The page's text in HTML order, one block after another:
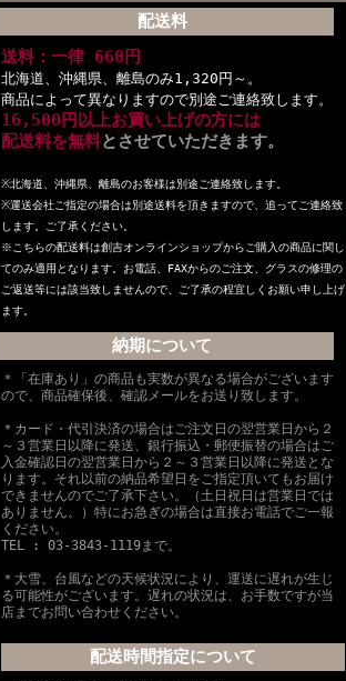
配送料
送料：一律 660円
北海道、沖縄県、離島のみ1,320円～。
商品によって異なりますので別途ご連絡致します。
16,500円以上お買い上げの方には
配送料を無料とさせていただきます。
※北海道、沖縄県、離島のお客様は別途ご連絡致します。
※運送会社ご指定の場合は別途送料を頂きますので、追ってご連絡致
します。ご了承ください。
※こちらの配送料は創吉オンラインショップからご購入の商品に関し
てのみ適用となります。お電話、FAXからのご注文、グラスの修理の
ご返送等には該当致しませんので、ご了承の程宜しくお願い申し上げ
ます。
納期について
＊「在庫あり」の商品も実数が異なる場合がございます
ので、商品確保後、確認メールをお送り致します。
＊カード・代引決済の場合はご注文日の翌営業日から２
～３営業日以降に発送、銀行振込・郵便振替の場合はご
入金確認日の翌営業日から２～３営業日以降に発送とな
ります。それ以前の納品希望日をご指定頂いてもお届け
できませんのでご了承下さい。（土日祝日は営業日では
ありません。）特にお急ぎの場合は直接お電話でご一報
ください。
TEL : 03-3843-1119まで。
＊大雪、台風などの天候状況により、運送に遅れが生じ
る可能性がございます。遅れの状況は、お手数ですが当
店までお問い合わせください。
配送時間指定について